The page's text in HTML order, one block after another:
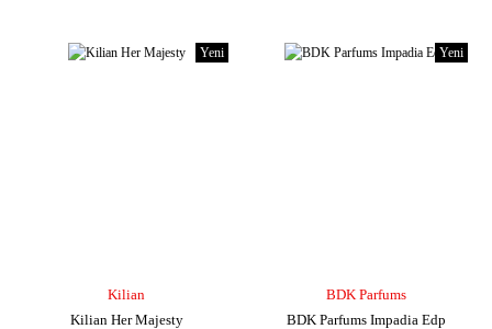
Yeni
Kilian
Kilian Her Majesty
Yeni
BDK Parfums
BDK Parfums Impadia Edp